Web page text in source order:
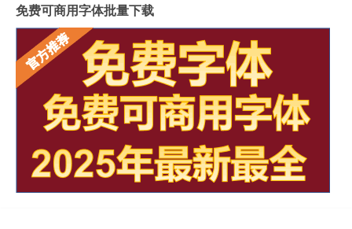
免费可商用字体批量下载